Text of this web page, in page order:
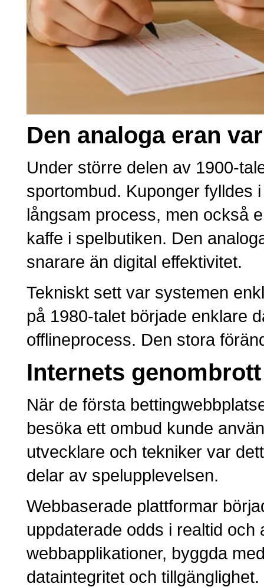
Den analoga eran
Under större delen av 1900-
sportombud. Kuponger fylldes
långsam process, men också
kaffe i spelbutiken. Den
snarare än digital effektivitet.
Tekniskt sett var systemen
på 1980-talet började enklare
offlineprocess. Den stora
Internets
När de första
besöka ett ombud kunde
utvecklare och tekniker var
delar av spelupplevelsen.
Webbaserade plattformar
uppdaterade odds i realtid
webbapplikationer, byggda
dataintegritet och